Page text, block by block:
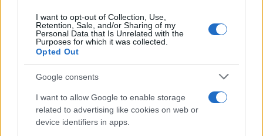
I want to opt-out of Collection, Use,
Retention, Sale, and/or Sharing of my
Personal Data that Is Unrelated with the
Purposes for which it was collected.
Opted Out
Google consents
I want to allow Google to enable storage
related to advertising like cookies on web or
device identifiers in apps.
CRONACA
ROMA Minorenni usati per
borseggiare: 29 arresti e 64
indagati
10 Marzo 2021 - 12:58Villani
ROMA Minorenni usati per borseggiare: 29